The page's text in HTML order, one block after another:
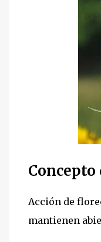
Concepto
Acción de
mantienen